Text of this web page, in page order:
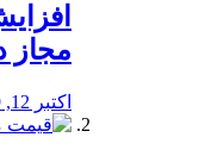
مجاز
اکتبر 12, 2019